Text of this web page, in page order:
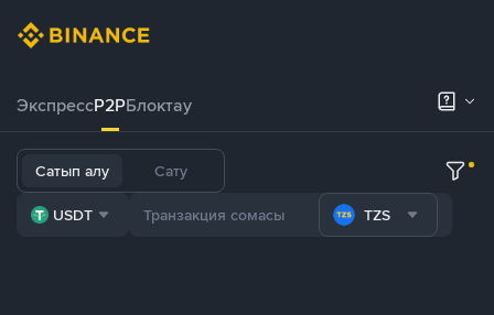
ЭкспрессP2PБлоктау
Сатып алу Сату
USDT TZS